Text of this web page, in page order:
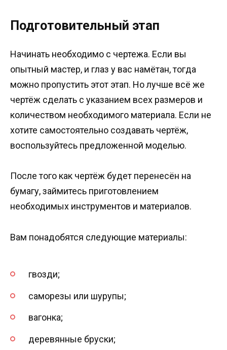
Подготовительный этап
Начинать необходимо с чертежа. Если вы
опытный мастер, и глаз у вас намётан, тогда
можно пропустить этот этап. Но лучше всё же
чертёж сделать с указанием всех размеров и
количеством необходимого материала. Если не
хотите самостоятельно создавать чертёж,
воспользуйтесь предложенной моделью.
После того как чертёж будет перенесён на
бумагу, займитесь приготовлением
необходимых инструментов и материалов.
Вам понадобятся следующие материалы:
гвозди;
саморезы или шурупы;
вагонка;
деревянные бруски;